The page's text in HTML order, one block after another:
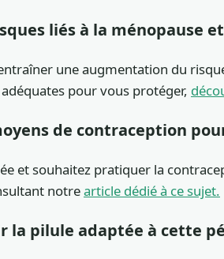
liés à la ménopause
une augmentation du
pour vous protéger,
de contraception
et souhaitez pratiquer la
notrearticle dédié à ce sujet.
la pilule adaptée à cette